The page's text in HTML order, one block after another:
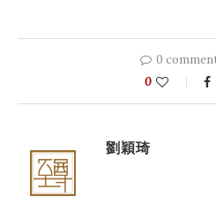
0
0
劉穎琦